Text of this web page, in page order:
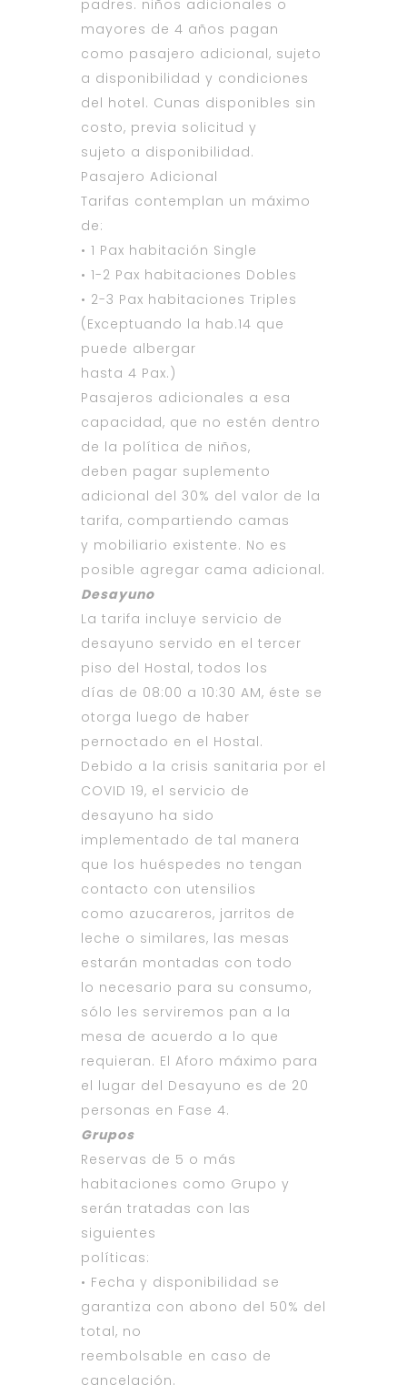
padres. niños adicionales o
mayores de 4 años pagan
como pasajero adicional, sujeto
a disponibilidad y condiciones
del hotel. Cunas disponibles sin
costo, previa solicitud y
sujeto a disponibilidad.
Pasajero Adicional
Tarifas contemplan un máximo
de:
• 1 Pax habitación Single
• 1-2 Pax habitaciones Dobles
• 2-3 Pax habitaciones Triples
(Exceptuando la hab.14 que
puede albergar
hasta 4 Pax.)
Pasajeros adicionales a esa
capacidad, que no estén dentro
de la política de niños,
deben pagar suplemento
adicional del 30% del valor de la
tarifa, compartiendo camas
y mobiliario existente. No es
posible agregar cama adicional.
Desayuno
La tarifa incluye servicio de
desayuno servido en el tercer
piso del Hostal, todos los
días de 08:00 a 10:30 AM, éste se
otorga luego de haber
pernoctado en el Hostal.
Debido a la crisis sanitaria por el
COVID 19, el servicio de
desayuno ha sido
implementado de tal manera
que los huéspedes no tengan
contacto con utensilios
como azucareros, jarritos de
leche o similares, las mesas
estarán montadas con todo
lo necesario para su consumo,
sólo les serviremos pan a la
mesa de acuerdo a lo que
requieran. El Aforo máximo para
el lugar del Desayuno es de 20
personas en Fase 4.
Grupos
Reservas de 5 o más
habitaciones como Grupo y
serán tratadas con las
siguientes
políticas:
• Fecha y disponibilidad se
garantiza con abono del 50% del
total, no
reembolsable en caso de
cancelación.